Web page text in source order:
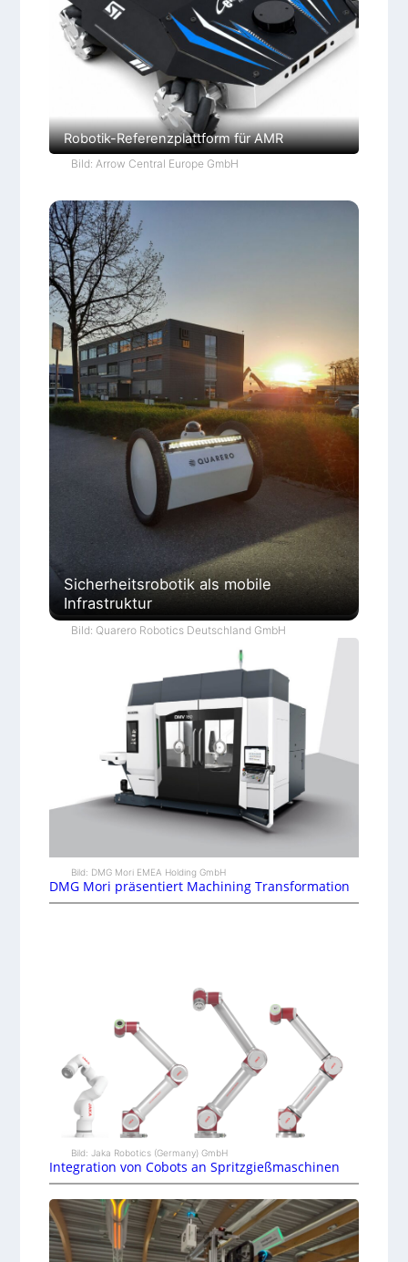
Robotik-Referenzplattform für AMR
Bild: Arrow Central Europe GmbH
Sicherheitsrobotik als mobile
Infrastruktur
Bild: Quarero Robotics Deutschland GmbH
Bild: DMG Mori EMEA Holding GmbH
DMG Mori präsentiert Machining Transformation
Bild: Jaka Robotics (Germany) GmbH
Integration von Cobots an Spritzgießmaschinen